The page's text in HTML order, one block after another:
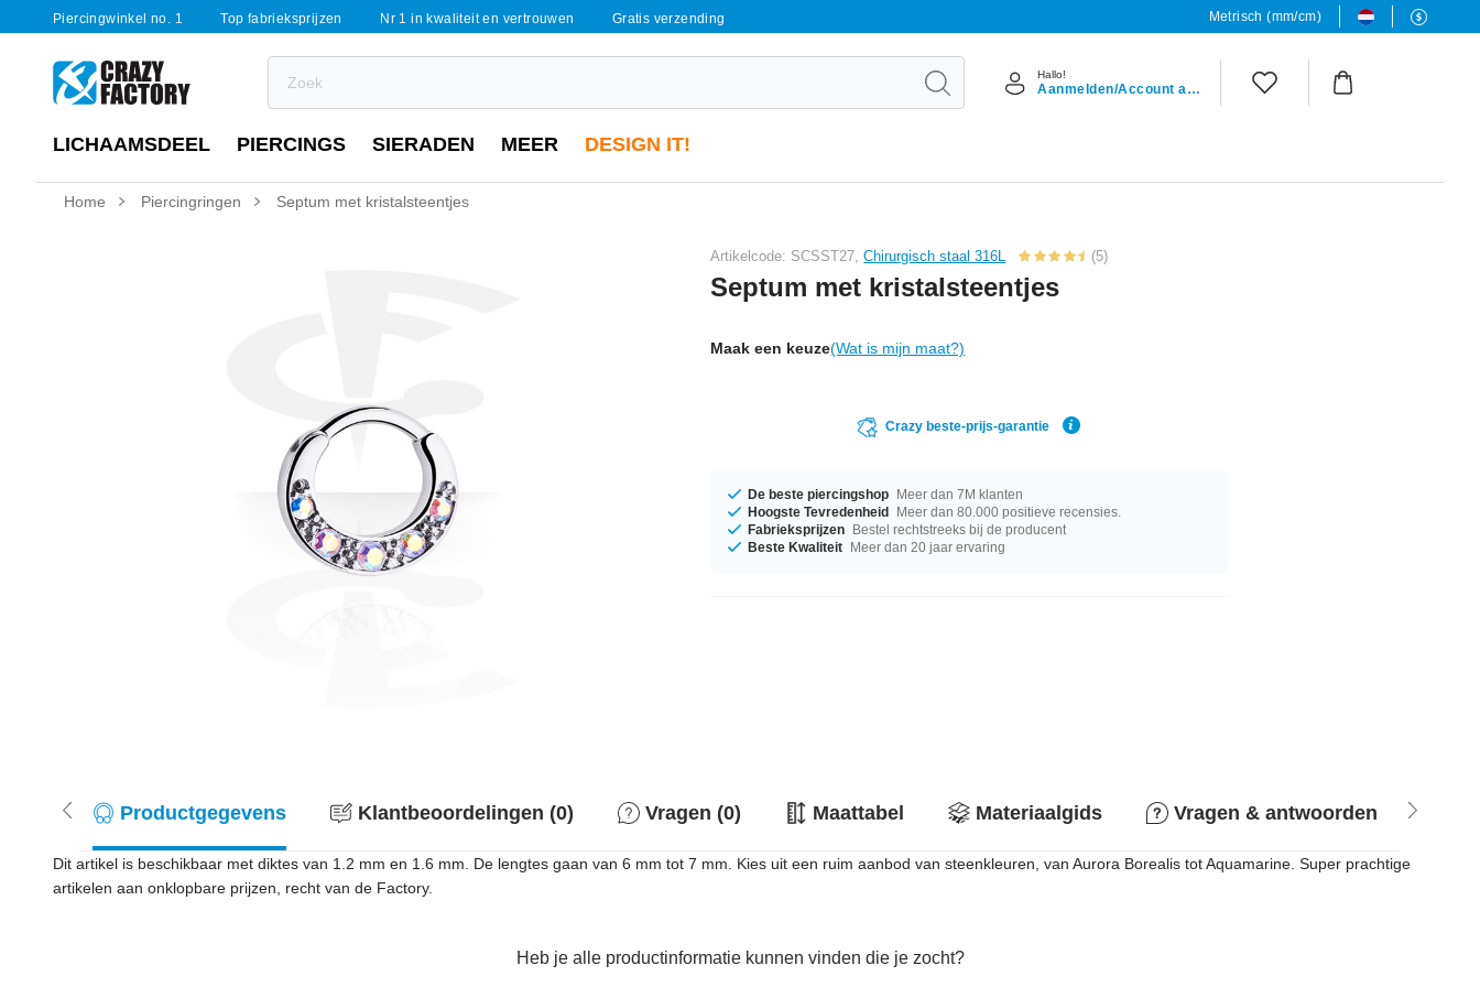
Piercingwinkel no. 1 Top fabrieksprijzen Nr 1 in kwaliteit en vertrouwen Gratis verzending Metrisch (mm/cm)
Hallo!
Aanmelden/Account aanmaken
LICHAAMSDEEL PIERCINGS SIERADEN MEER DESIGN IT!
Home Piercingringen Septum met kristalsteentjes
Artikelcode: SCSST27,Chirurgisch staal 316L (5)
Septum met kristalsteentjes
Maak een keuze(Wat is mijn maat?)
Crazy beste-prijs-garantie
De beste piercingshop Meer dan 7M klanten
Hoogste Tevredenheid Meer dan 80.000 positieve recensies.
Fabrieksprijzen Bestel rechtstreeks bij de producent
Beste Kwaliteit Meer dan 20 jaar ervaring
Productgegevens Klantbeoordelingen (0) Vragen (0) Maattabel Materiaalgids Vragen & antwoorden
Dit artikel is beschikbaar met diktes van 1.2 mm en 1.6 mm. De lengtes gaan van 6 mm tot 7 mm. Kies uit een ruim aanbod van steenkleuren, van Aurora Borealis tot Aquamarine. Super prachtige
artikelen aan onklopbare prijzen, recht van de Factory.
Heb je alle productinformatie kunnen vinden die je zocht?